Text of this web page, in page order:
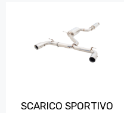
SCARICO SPORTIVO